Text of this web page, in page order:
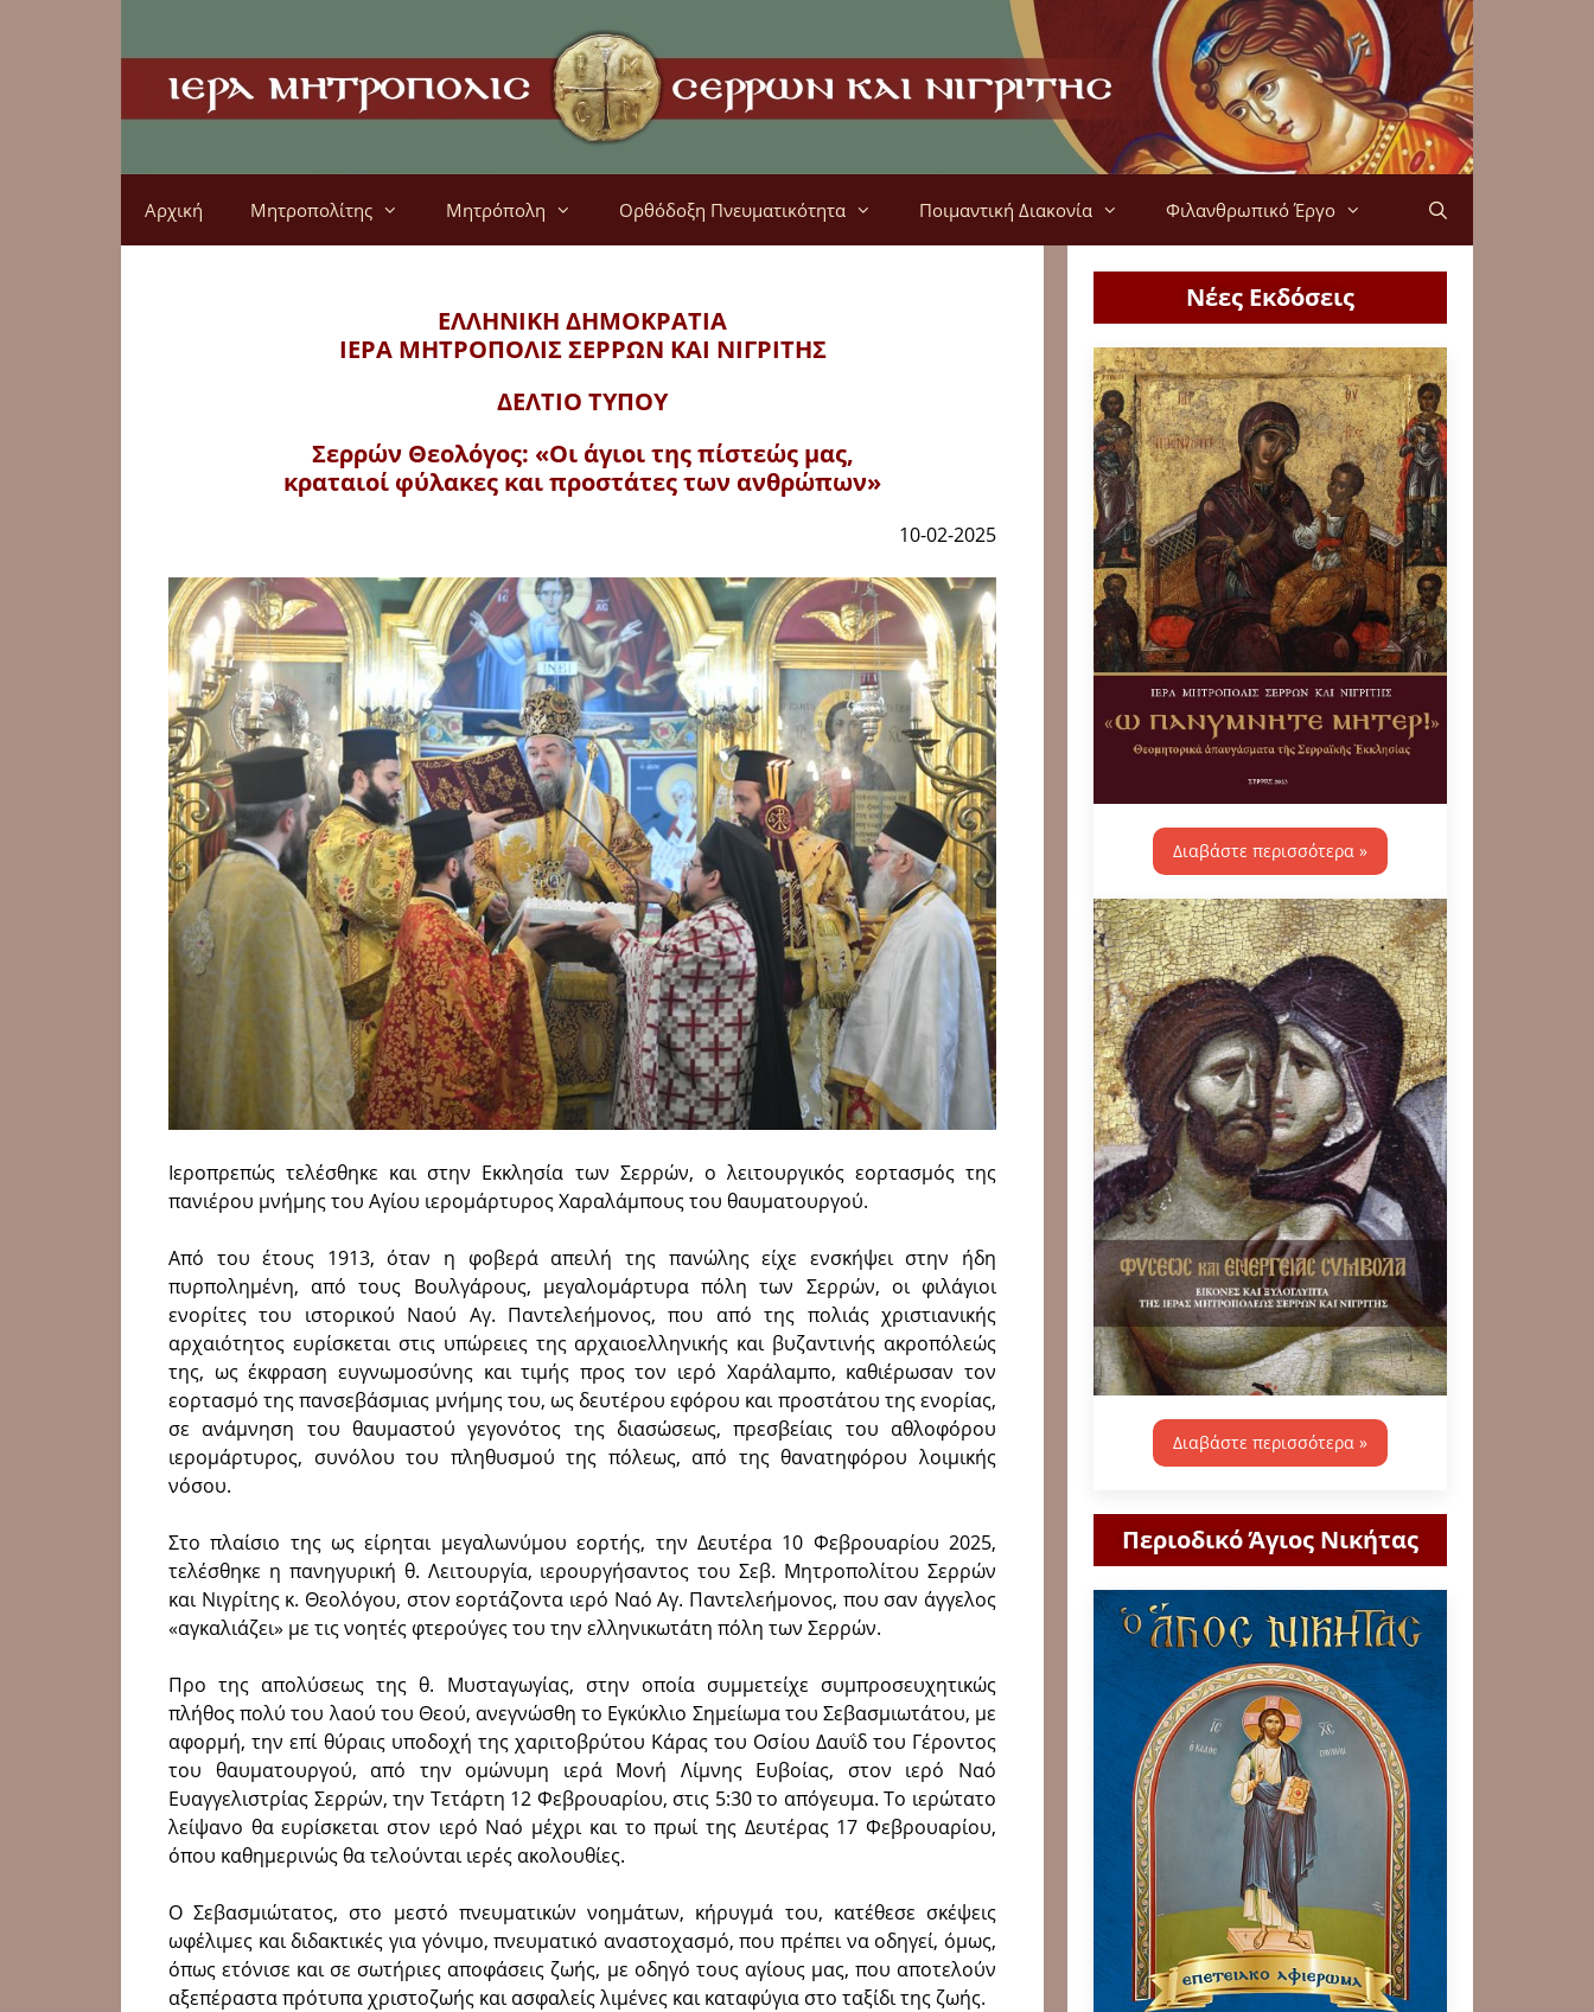
Αρχική Μητροπολίτης Μητρόπολη Ορθόδοξη Πνευματικότητα Ποιμαντική Διακονία Φιλανθρωπικό Έργο
ΕΛΛΗΝΙΚΗ ΔΗΜΟΚΡΑΤΙΑ
ΙΕΡΑ ΜΗΤΡΟΠΟΛΙΣΣΕΡΡΩΝ ΚΑΙ ΝΙΓΡΙΤΗΣ
ΔΕΛΤΙΟ ΤΥΠΟΥ
Σερρών Θεολόγος: «Οι άγιοι της πίστεώς μας,
κραταιοί φύλακες και προστάτες των ανθρώπων»
10-02-2025
Ιεροπρεπώς τελέσθηκε και στην Εκκλησία των Σερρών, ο λειτουργικός εορτασμός της
πανιέρου μνήμης του Αγίου ιερομάρτυρος Χαραλάμπους του θαυματουργού.
Από του έτους 1913, όταν η φοβερά απειλή της πανώλης είχε ενσκήψει στην ήδη
πυρπολημένη, από τους Βουλγάρους, μεγαλομάρτυρα πόλη των Σερρών, οι φιλάγιοι
ενορίτες του ιστορικού Ναού Αγ. Παντελεήμονος, που από της πολιάς χριστιανικής
αρχαιότητος ευρίσκεται στις υπώρειες της αρχαιοελληνικής και βυζαντινής ακροπόλεώς
της, ως έκφραση ευγνωμοσύνης και τιμής προς τον ιερό Χαράλαμπο, καθιέρωσαν τον
εορτασμό της πανσεβάσμιας μνήμης του, ως δευτέρου εφόρου και προστάτου της ενορίας,
σε ανάμνηση του θαυμαστού γεγονότος της διασώσεως, πρεσβείαις του αθλοφόρου
ιερομάρτυρος, συνόλου του πληθυσμού της πόλεως, από της θανατηφόρου λοιμικής
νόσου.
Στο πλαίσιο της ως είρηται μεγαλωνύμου εορτής, την Δευτέρα 10 Φεβρουαρίου 2025,
τελέσθηκε η πανηγυρική θ. Λειτουργία, ιερουργήσαντος του Σεβ. Μητροπολίτου Σερρών
και Νιγρίτης κ. Θεολόγου, στον εορτάζοντα ιερό Ναό Αγ. Παντελεήμονος, που σαν άγγελος
«αγκαλιάζει» με τις νοητές φτερούγες του την ελληνικωτάτη πόλη των Σερρών.
Προ της απολύσεως της θ. Μυσταγωγίας, στην οποία συμμετείχε συμπροσευχητικώς
πλήθος πολύ του λαού του Θεού, ανεγνώσθη το Εγκύκλιο Σημείωμα του Σεβασμιωτάτου, με
αφορμή, την επί θύραις υποδοχή της χαριτοβρύτου Κάρας του Οσίου Δαυΐδ του Γέροντος
του θαυματουργού, από την ομώνυμη ιερά Μονή Λίμνης Ευβοίας, στον ιερό Ναό
Ευαγγελιστρίας Σερρών, την Τετάρτη 12 Φεβρουαρίου, στις 5:30 το απόγευμα. Το ιερώτατο
λείψανο θα ευρίσκεται στον ιερό Ναό μέχρι και το πρωί της Δευτέρας 17 Φεβρουαρίου,
όπου καθημε­ρινώς θα τελούνται ιερές ακολουθίες.
Ο Σεβασμιώτατος, στο μεστό πνευματικών νοημάτων, κήρυγμά του, κατέθεσε σκέψεις
ωφέλιμες και διδακτικές για γόνιμο, πνευματικό αναστοχασμό, που πρέπει να οδηγεί, όμως,
όπως ετόνισε και σε σωτήριες αποφάσεις ζωής, με οδηγό τους αγίους μας, που αποτελούν
αξεπέραστα πρότυπα χριστοζωής και ασφαλείς λιμένες και καταφύγια στο ταξίδι της ζωής.
Νέες Εκδόσεις
Διαβάστε περισσότερα »
Διαβάστε περισσότερα »
Περιοδικό Άγιος Νικήτας